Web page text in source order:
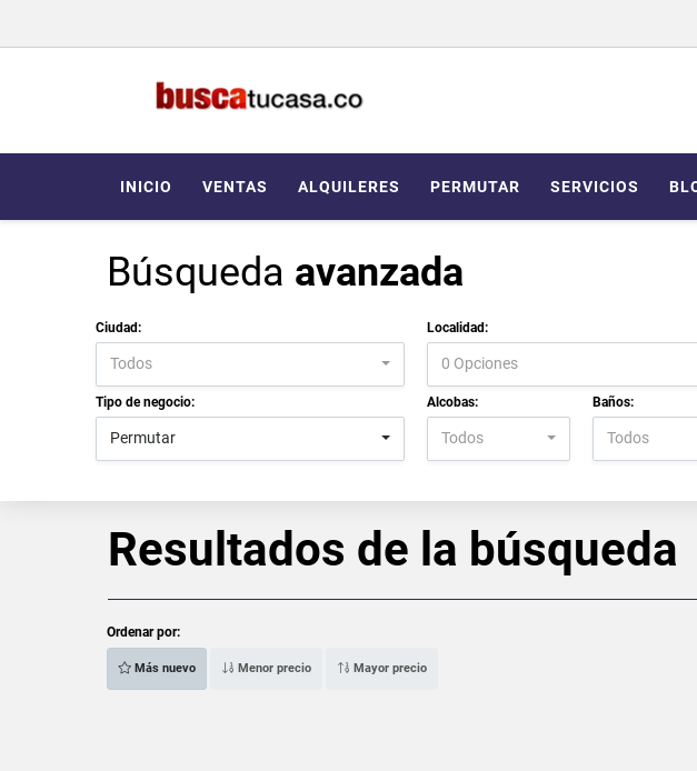
INICIO VENTAS ALQUILERES PERMUTAR SERVICIOS
Búsqueda avanzada
Ciudad:
Todos
Localidad:
0 Opciones
Tipo de negocio:
Permutar
Alcobas:
Todos
Baños:
Todos
Resultados de la búsqueda
Ordenar por:
Más nuevo Menor precio Mayor precio